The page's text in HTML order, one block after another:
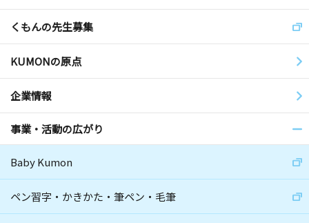
くもんの先生募集
KUMONの原点
企業情報
事業・活動の広がり
Baby Kumon
ペン習字・かきかた・筆ペン・毛筆